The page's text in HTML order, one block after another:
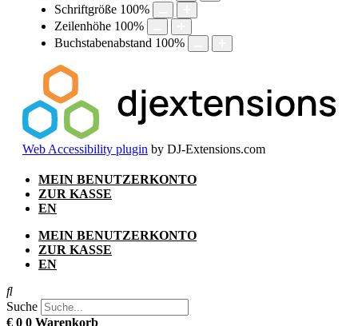
Schriftgröße 100%
Zeilenhöhe 100%
Buchstabenabstand 100%
Web Accessibility plugin by DJ-Extensions.com
Zum
Inhalt
springen
MEIN BENUTZERKONTO
ZUR KASSE
EN
MEIN BENUTZERKONTO
ZUR KASSE
EN
Suche
€ 0 0 Warenkorb